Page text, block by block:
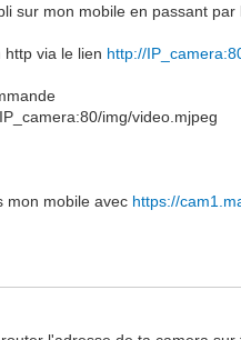
sur mon mobile en passant
via le lien http://
img/video.mjpeg
mon mobile avec https://